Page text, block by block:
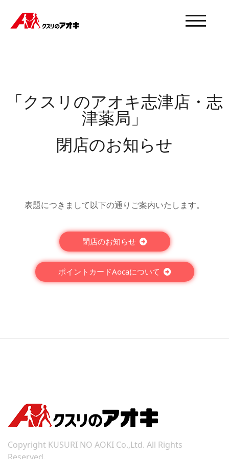
モバイル
「クスリのアオキ志津店・志
津薬局」
閉店のお知らせ
表題につきまして以下の通りご案内いたします。
閉店のお知らせ
ポイントカードAocaについて
Copyright KUSURI NO AOKI Co.,Ltd. All Rights